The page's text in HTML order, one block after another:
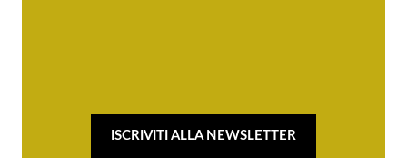
ISCRIVITI ALLA NEWSLETTER